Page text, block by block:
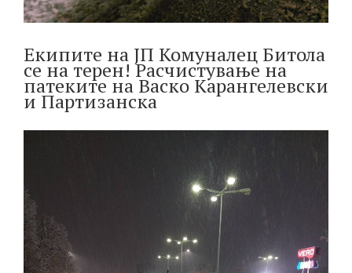
Екипите на ЈП Комуналец Битола
се на терен! Расчистување на
патеките на Васко Карангелевски
и Партизанска